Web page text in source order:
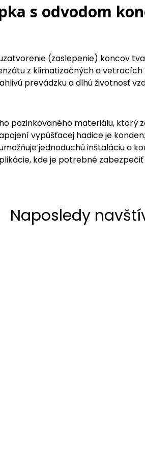
s odvodom
(zaslepenie) koncov
z klimatizačných a
prevádzku a dlhú životnosť
pozinkovaného materiálu, ktorý
vypúšťacej hadice je
jednoduchú inštaláciu a
kde je potrebné
Naposledy